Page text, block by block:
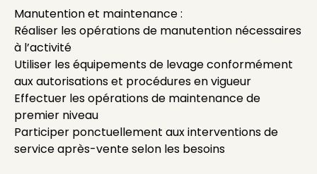
Manutention et maintenance :
Réaliser les opérations de manutention nécessaires
à l’activité
Utiliser les équipements de levage conformément
aux autorisations et procédures en vigueur
Effectuer les opérations de maintenance de
premier niveau
Participer ponctuellement aux interventions de
service après-vente selon les besoins